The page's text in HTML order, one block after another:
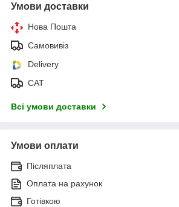
Умови доставки
Нова Пошта
Самовивіз
Delivery
САТ
Всі умови доставки
Умови оплати
Післяплата
Оплата на рахунок
Готівкою